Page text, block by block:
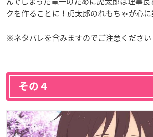
クを作ることに！虎太郎のれもちゃが心に
※ネタバレを含みますのでご注意ください
その４